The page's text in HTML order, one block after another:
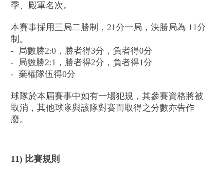
季、殿軍名次。
本賽事採用三局二勝制，21分一局，決勝局為 11分
制。
- 局數勝2:0，勝者得3分，負者得0分
- 局數勝2:1，勝者得2分，負者得1分
- 棄權隊伍得0分
球隊於本屆賽事中如有一場犯規，其參賽資格將被
取消，其他球隊與該隊對賽而取得之分數亦告作
廢。
11) 比賽規則